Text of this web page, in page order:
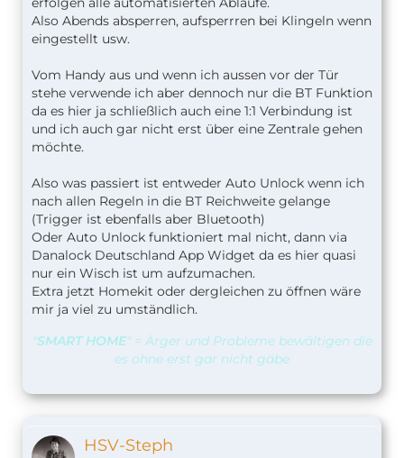
Also Abends absperren, aufsperrren bei Klingeln wenn
eingestellt usw.
Vom Handy aus und wenn ich aussen vor der Tür
stehe verwende ich aber dennoch nur die BT Funktion
da es hier ja schließlich auch eine 1:1 Verbindung ist
und ich auch gar nicht erst über eine Zentrale gehen
möchte.
Also was passiert ist entweder Auto Unlock wenn ich
nach allen Regeln in die BT Reichweite gelange
(Trigger ist ebenfalls aber Bluetooth)
Oder Auto Unlock funktioniert mal nicht, dann via
Danalock Deutschland App Widget da es hier quasi
nur ein Wisch ist um aufzumachen.
Extra jetzt Homekit oder dergleichen zu öffnen wäre
mir ja viel zu umständlich.
"SMART HOME" = Ärger und Probleme bewältigen die
es ohne erst gar nicht gäbe
HSV-Steph